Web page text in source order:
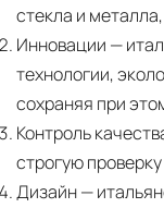
стекла и
Инновации —
технологии,
сохраняя при
Контроль
строгую
Дизайн—